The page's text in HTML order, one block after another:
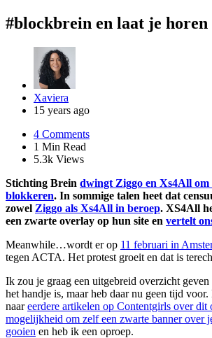
#blockbrein en laat je horen
Posted
by
Xaviera
15 years ago
4 Comments
1 Min Read
5.3k Views
Stichting Brein dwingt Ziggo en Xs4All om
blokkeren. In sommige talen heet dat
zowel Ziggo als Xs4All in beroep. XS4All
een zwarte overlay op hun site en vertelt
Meanwhile…wordt er op 11 februari in
tegen ACTA. Het protest groeit en dat is
Ik zou je graag een uitgebreid overzicht geven
het handje is, maar heb daar nu geen tijd
naareerdere artikelen op Contentgirls over dit
mogelijkheid om zelf een zwarte banner over
gooien en heb ik een oproep.